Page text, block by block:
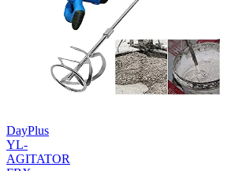
DayPlus
YL-
AGITATOR